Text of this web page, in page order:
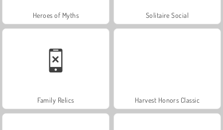
Heroes of Myths Solitaire Social
Family Relics Harvest Honors Classic